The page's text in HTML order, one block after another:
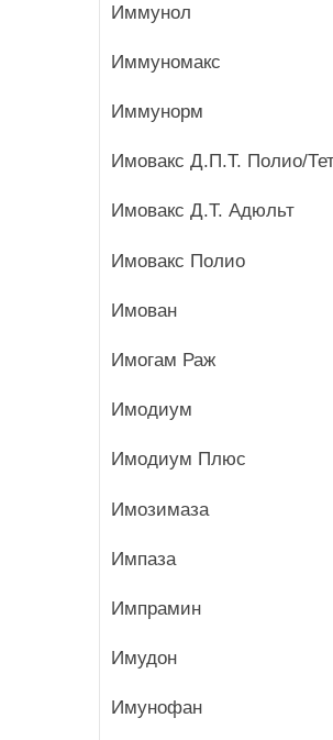
Иммунол
Иммуномакс
Иммунорм
Имовакс Д.П.Т. Полио/
Имовакс Д.Т. Адюльт
Имовакс Полио
Имован
Имогам Раж
Имодиум
Имодиум Плюс
Имозимаза
Импаза
Импрамин
Имудон
Имунофан